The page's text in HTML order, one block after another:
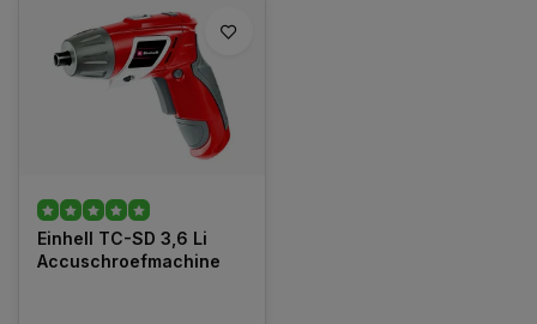
Einhell TC-SD 3,6 Li
Accuschroefmachine